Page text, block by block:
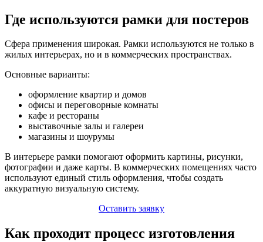
Где используются рамки для постеров
Сфера применения широкая. Рамки используются не только в
жилых интерьерах, но и в коммерческих пространствах.
Основные варианты:
оформление квартир и домов
офисы и переговорные комнаты
кафе и рестораны
выставочные залы и галереи
магазины и шоурумы
В интерьере рамки помогают оформить картины, рисунки,
фотографии и даже карты. В коммерческих помещениях часто
используют единый стиль оформления, чтобы создать
аккуратную визуальную систему.
Оставить заявку
Как проходит процесс изготовления